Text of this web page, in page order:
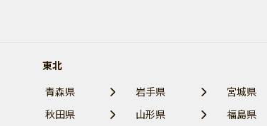
東北
青森県
岩手県
宮城県
秋田県
山形県 福島県